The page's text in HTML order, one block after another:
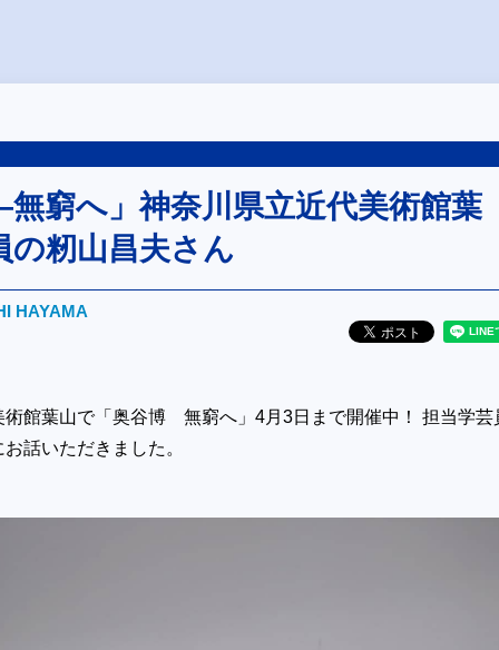
窮へ」神奈川県立近代美術館葉
の籾山昌夫さん
HAYAMA
術館葉山で「奥谷博 無窮へ」4月3日まで開催中！ 担当学芸
話いただきました。